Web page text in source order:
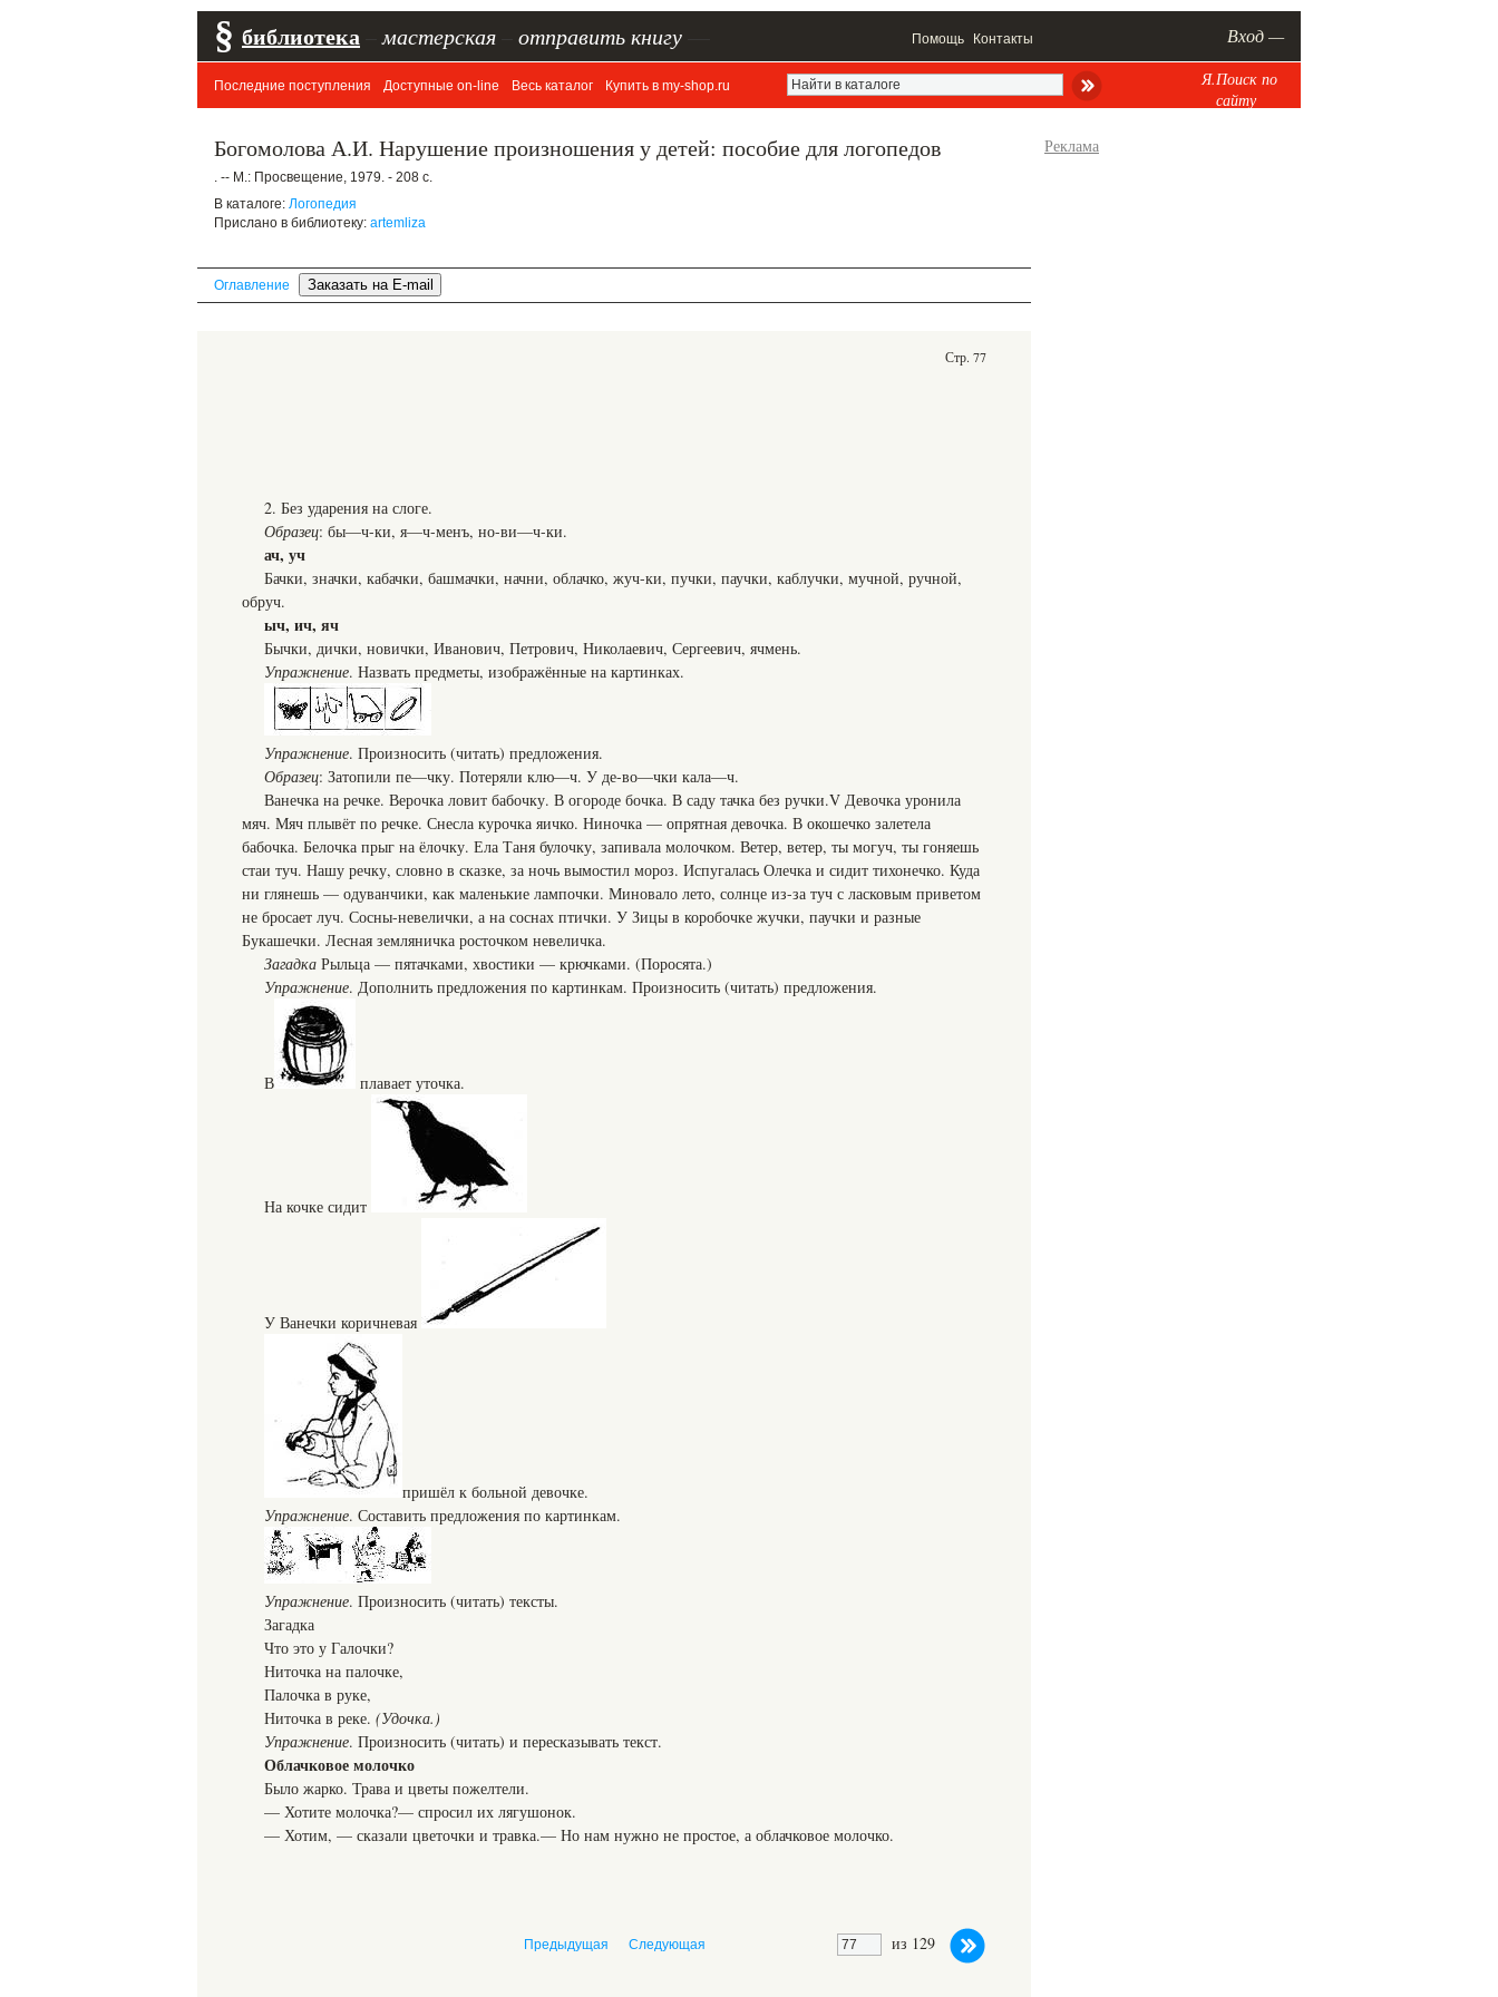
§ библиотека мастерская отправить книгу Помощь Контакты Вход —
Последние поступления Доступные on-line Весь каталог Купить в my-shop.ru
Я.Поиск по
сайту
Богомолова А.И. Нарушение произношения у детей: пособие для логопедов
. -- М.: Просвещение, 1979. - 208 с.
В каталоге: Логопедия
Прислано в библиотеку: artemliza
Оглавление
Стр. 77
2. Без ударения на слоге.
Образец: бы—ч-ки, я—ч-менъ, но-ви—ч-ки.
ач, уч
Бачки, значки, кабачки, башмачки, начни, облачко, жуч-ки, пучки, паучки, каблучки, мучной, ручной,
обруч.
ыч, ич, яч
Бычки, дички, новички, Иванович, Петрович, Николаевич, Сергеевич, ячмень.
Упражнение. Назвать предметы, изображённые на картинках.
Упражнение. Произносить (читать) предложения.
Образец: Затопили пе—чку. Потеряли клю—ч. У де-во—чки кала—ч.
Ванечка на речке. Верочка ловит бабочку. В огороде бочка. В саду тачка без ручки.V Девочка уронила
мяч. Мяч плывёт по речке. Снесла курочка яичко. Ниночка — опрятная девочка. В окошечко залетела
бабочка. Белочка прыг на ёлочку. Ела Таня булочку, запивала молочком. Ветер, ветер, ты могуч, ты гоняешь
стаи туч. Нашу речку, словно в сказке, за ночь вымостил мороз. Испугалась Олечка и сидит тихонечко. Куда
ни глянешь — одуванчики, как маленькие лампочки. Миновало лето, солнце из-за туч с ласковым приветом
не бросает луч. Сосны-невелички, а на соснах птички. У Зицы в коробочке жучки, паучки и разные
Букашечки. Лесная земляничка росточком невеличка.
Загадка Рыльца — пятачками, хвостики — крючками. (Поросята.)
Упражнение. Дополнить предложения по картинкам. Произносить (читать) предложения.
В плавает уточка.
На кочке сидит
У Ванечки коричневая
пришёл к больной девочке.
Упражнение. Составить предложения по картинкам.
Упражнение. Произносить (читать) тексты.
Загадка
Что это у Галочки?
Ниточка на палочке,
Палочка в руке,
Ниточка в реке. (Удочка.)
Упражнение. Произносить (читать) и пересказывать текст.
Облачковое молочко
Было жарко. Трава и цветы пожелтели.
— Хотите молочка?— спросил их лягушонок.
— Хотим, — сказали цветочки и травка.— Но нам нужно не простое, а облачковое молочко.
из 129
Предыдущая Следующая
Реклама